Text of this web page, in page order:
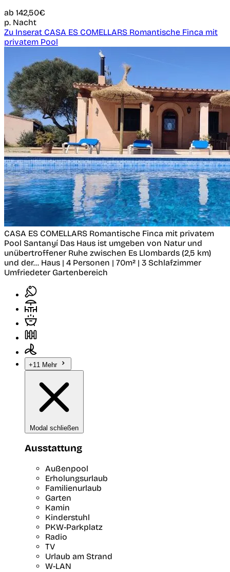
ab 142,50€
p. Nacht
Zu Inserat CASA ES COMELLARS Romantische Finca mit
privatem Pool
CASA ES COMELLARS Romantische Finca mit privatem
Pool Santanyí Das Haus ist umgeben von Natur und
unübertroffener Ruhe zwischen Es Llombards (2,5 km)
und der... Haus | 4 Personen | 70m² | 3 Schlafzimmer
Umfriedeter Gartenbereich
+11 Mehr
Modal schließen
Ausstattung
Außenpool
Erholungsurlaub
Familienurlaub
Garten
Kamin
Kinderstuhl
PKW-Parkplatz
Radio
TV
Urlaub am Strand
W-LAN